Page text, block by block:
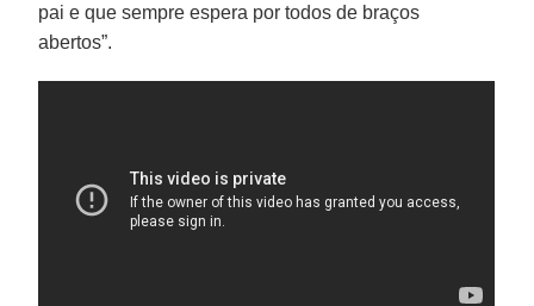
pai e que sempre espera por todos de braços
abertos”.